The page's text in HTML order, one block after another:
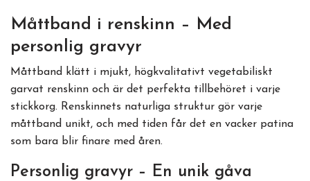
Måttband i renskinn – Med
personlig gravyr
Måttband klätt i mjukt, högkvalitativt vegetabiliskt
garvat renskinn och är det perfekta tillbehöret i varje
stickkorg. Renskinnets naturliga struktur gör varje
måttband unikt, och med tiden får det en vacker patina
som bara blir finare med åren.
Personlig gravyr – En unik gåva